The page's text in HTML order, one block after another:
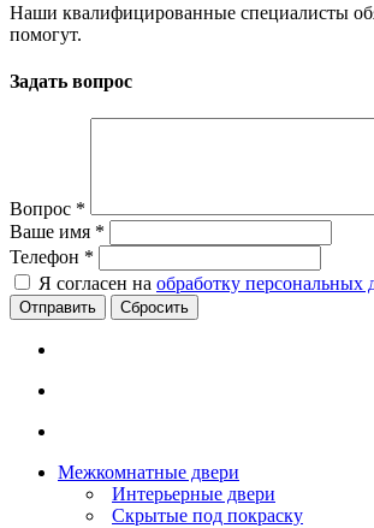
Наши квалифицированные специалисты
помогут.
Задать вопрос
Вопрос *
Ваше имя *
Телефон *
Я согласен на обработку персональных
Сбросить
Межкомнатные двери
Интерьерные двери
Скрытые под покраску